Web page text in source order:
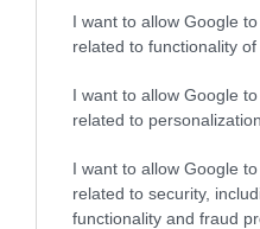
I want to allow Google
related to functionality
I want to allow Google
related to personalization.
I want to allow Google
related to security,
functionality and fraud
A TUDÓSOK 262 ÚJ FAJT
NEVEZTEK MEG, ÉS A FÖLD
KORAI MÉG MINDENTUDÓNAK
HINNI MAGUNKAT